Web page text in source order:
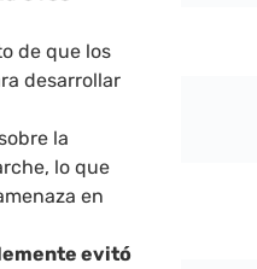
de que los
desarrollar
la
lo que
en
evitó